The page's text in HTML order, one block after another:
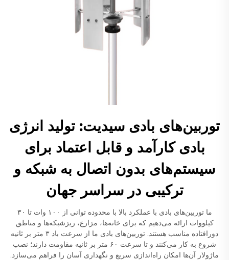
توربین‌های بادی سیدیت: تولید انرژی
بادی کارآمد و قابل اعتماد برای
سیستم‌های بدون اتصال به شبکه و
ترکیبی در سراسر جهان
ما توربین‌های بادی با عملکرد بالا با محدوده توانی از ۱۰۰ وات تا ۳۰
کیلووات ارائه می‌دهیم که برای خانه‌ها، مزارع، ریزشبکه‌ها و مناطق
دورافتاده مناسب هستند. توربین‌های بادی ما از سرعت باد ۳ متر بر ثانیه
شروع به کار می‌کنند و تا سرعت ۶۰ متر بر ثانیه مقاومت دارند؛ نصب
ماژولار آن‌ها امکان راه‌اندازی سریع و نگهداری آسان را فراهم می‌سازد.